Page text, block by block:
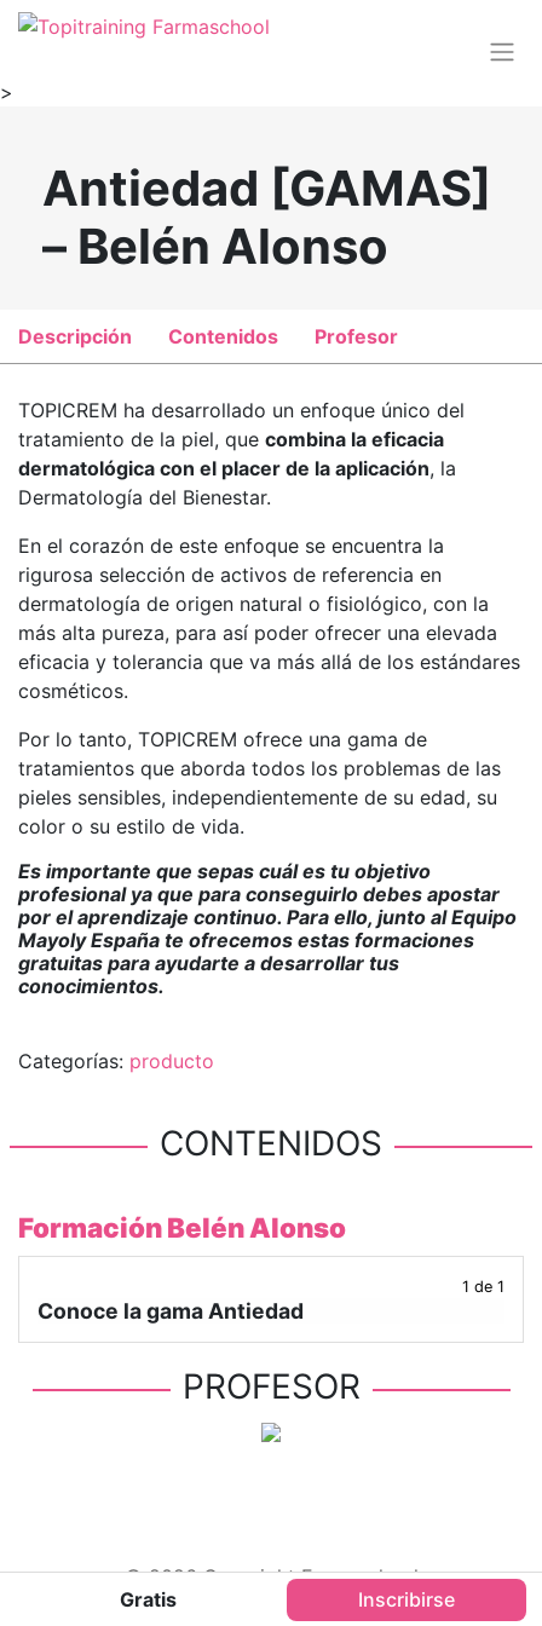
>
Antiedad [GAMAS]
– Belén Alonso
Gratis Inscribirse
Descripción Contenidos Profesor
TOPICREM ha desarrollado un enfoque único del
tratamiento de la piel, que combina la eficacia
dermatológica con el placer de la aplicación, la
Dermatología del Bienestar.
En el corazón de este enfoque se encuentra la
rigurosa selección de activos de referencia en
dermatología de origen natural o fisiológico, con la
más alta pureza, para así poder ofrecer una elevada
eficacia y tolerancia que va más allá de los estándares
cosméticos.
Por lo tanto, TOPICREM ofrece una gama de
tratamientos que aborda todos los problemas de las
pieles sensibles, independientemente de su edad, su
color o su estilo de vida.
Es importante que sepas cuál es tu objetivo
profesional ya que para conseguirlo debes apostar
por el aprendizaje continuo. Para ello, junto al Equipo
Mayoly España te ofrecemos estas formaciones
gratuitas para ayudarte a desarrollar tus
conocimientos.
Categorías: producto
CONTENIDOS
Formación Belén Alonso
1 de 1
Conoce la gama Antiedad
PROFESOR
© 2026 Copyright Farmaschool